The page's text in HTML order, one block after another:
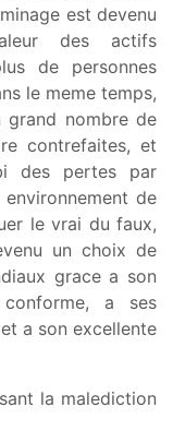
est devenu
des actifs
de personnes
le meme temps,
grand nombre de
contrefaites, et
des pertes par
de
le vrai du faux,
un choix de
grace a son
a ses
a son excellente
la malediction